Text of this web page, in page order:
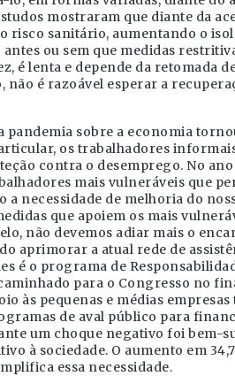
mostraram que diante da
risco sanitário, aumentando o
antes ou sem que medidas
é lenta e depende da retomada
não é razoável esperar a
pandemia sobre a economia
os trabalhadores
contra o desemprego. No
mais vulneráveis que
a necessidade de melhoria do
que apoiem os mais
não devemos adiar mais o
aprimorar a atual rede de
é o programa de
para o Congresso no
às pequenas e médias
de aval público para
um choque negativo foi bem-
à sociedade. O aumento em
essa necessidade.